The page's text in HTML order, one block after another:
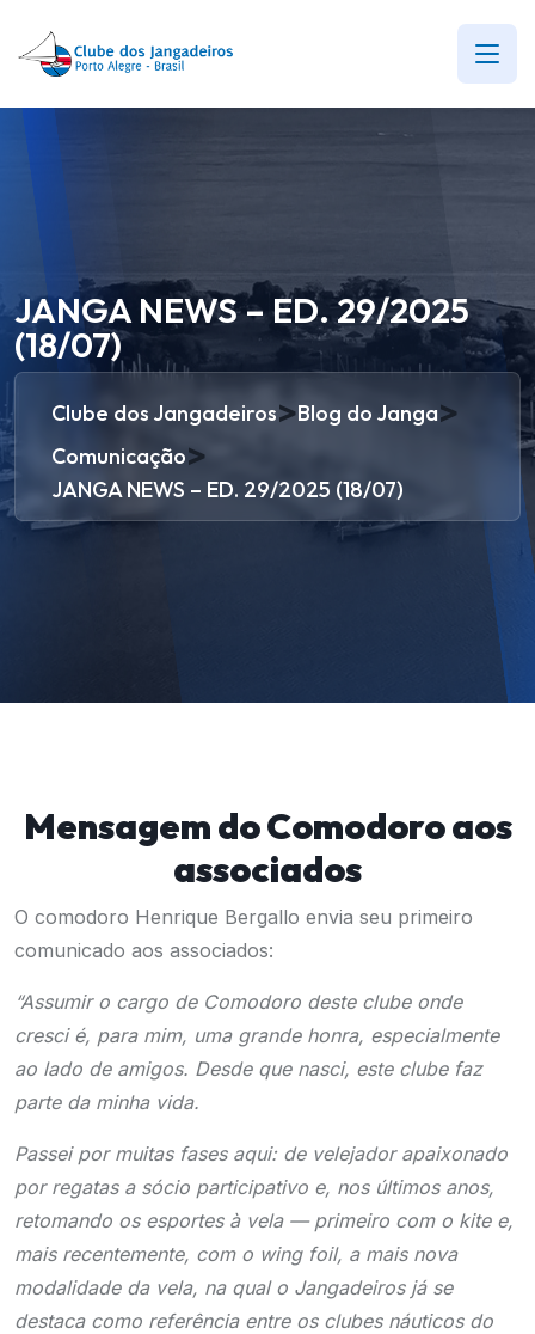
JANGA NEWS – ED. 29/2025
(18/07)
Clube dos Jangadeiros>Blog do Janga>
Comunicação>
JANGA NEWS – ED. 29/2025 (18/07)
Mensagem do Comodoro aos
associados
O comodoro Henrique Bergallo envia seu primeiro
comunicado aos associados:
“Assumir o cargo de Comodoro deste clube onde
cresci é, para mim, uma grande honra, especialmente
ao lado de amigos. Desde que nasci, este clube faz
parte da minha vida.
Passei por muitas fases aqui: de velejador apaixonado
por regatas a sócio participativo e, nos últimos anos,
retomando os esportes à vela — primeiro com o kite e,
mais recentemente, com o wing foil, a mais nova
modalidade da vela, na qual o Jangadeiros já se
destaca como referência entre os clubes náuticos do